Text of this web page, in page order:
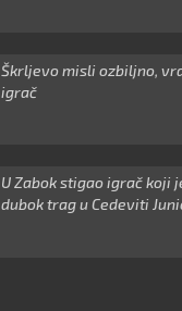
Škrljevo misli ozbiljno,
igrač
U Zabok stigao igrač koji
dubok trag u Cedeviti